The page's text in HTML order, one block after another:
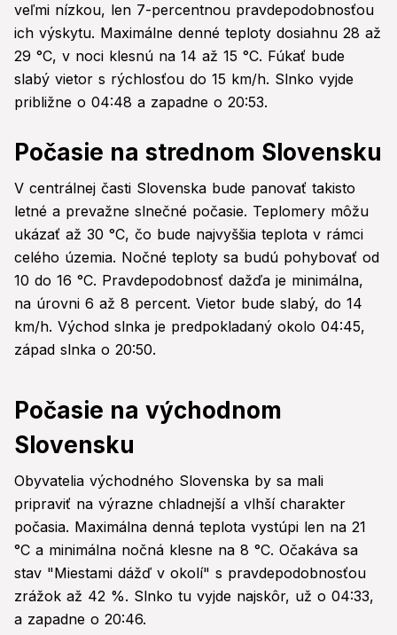
veľmi nízkou, len 7-percentnou pravdepodobnosťou
ich výskytu. Maximálne denné teploty dosiahnu 28 až
29 °C, v noci klesnú na 14 až 15 °C. Fúkať bude
slabý vietor s rýchlosťou do 15 km/h. Slnko vyjde
približne o 04:48 a zapadne o 20:53.
Počasie na strednom Slovensku
V centrálnej časti Slovenska bude panovať takisto
letné a prevažne slnečné počasie. Teplomery môžu
ukázať až 30 °C, čo bude najvyššia teplota v rámci
celého územia. Nočné teploty sa budú pohybovať od
10 do 16 °C. Pravdepodobnosť dažďa je minimálna,
na úrovni 6 až 8 percent. Vietor bude slabý, do 14
km/h. Východ slnka je predpokladaný okolo 04:45,
západ slnka o 20:50.
Počasie na východnom
Slovensku
Obyvatelia východného Slovenska by sa mali
pripraviť na výrazne chladnejší a vlhší charakter
počasia. Maximálna denná teplota vystúpi len na 21
°C a minimálna nočná klesne na 8 °C. Očakáva sa
stav "Miestami dážď v okolí" s pravdepodobnosťou
zrážok až 42 %. Slnko tu vyjde najskôr, už o 04:33,
a zapadne o 20:46.